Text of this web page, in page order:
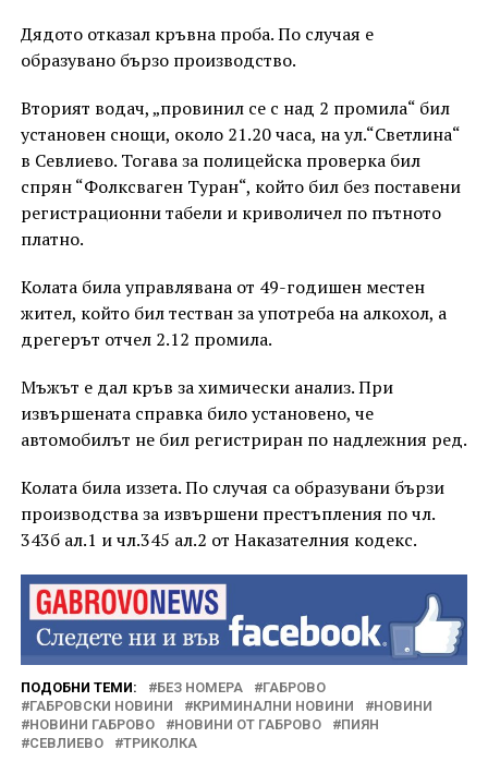
Дядото отказал кръвна проба. По случая е
образувано бързо производство.
Вторият водач, „провинил се с над 2 промила“ бил
установен снощи, около 21.20 часа, на ул.“Светлина“
в Севлиево. Тогава за полицейска проверка бил
спрян “Фолксваген Туран“, който бил без поставени
регистрационни табели и криволичел по пътното
платно.
Колата била управлявана от 49-годишен местен
жител, който бил тестван за употреба на алкохол, а
дрегерът отчел 2.12 промила.
Мъжът е дал кръв за химически анализ. При
извършената справка било установено, че
автомобилът не бил регистриран по надлежния ред.
Колата била иззета. По случая са образувани бързи
производства за извършени престъпления по чл.
343б ал.1 и чл.345 ал.2 от Наказателния кодекс.
ПОДОБНИ ТЕМИ: БЕЗ НОМЕРА
ГАБРОВО
ГАБРОВСКИ НОВИНИ
КРИМИНАЛНИ НОВИНИ
НОВИНИ
НОВИНИ ГАБРОВО
НОВИНИ ОТ ГАБРОВО
ПИЯН
СЕВЛИЕВО
ТРИКОЛКА